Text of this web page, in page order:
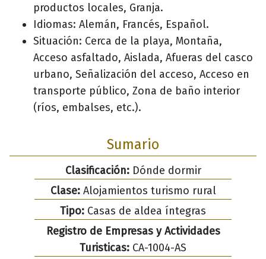
productos locales, Granja.
Idiomas: Alemán, Francés, Español.
Situación: Cerca de la playa, Montaña,
Acceso asfaltado, Aislada, Afueras del casco
urbano, Señalización del acceso, Acceso en
transporte público, Zona de baño interior
(ríos, embalses, etc.).
Sumario
Clasificación:Dónde dormir
Clase:Alojamientos turismo rural
Tipo: Casas de aldea íntegras
Registro de Empresas y Actividades
Turisticas: CA-1004-AS